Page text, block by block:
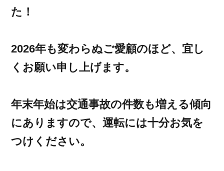
た！
2026年も変わらぬご愛顧のほど、宜し
くお願い申し上げます。
年末年始は交通事故の件数も増える傾向
にありますので、運転には十分お気を
つけください。